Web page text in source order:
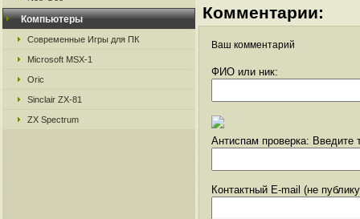
Компьютеры
Современные Игры для ПК
Microsoft MSX-1
Oric
Sinclair ZX-81
ZX Spectrum
Комментарии:
Ваш комментарий
ФИО или ник:
Антиспам проверка: Введите
Контактный E-mail (не